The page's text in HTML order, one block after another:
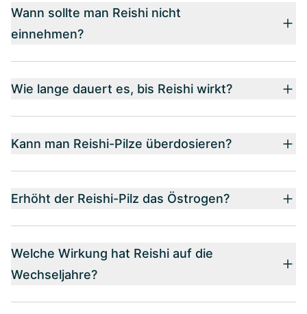
Wann sollte man Reishi nicht
einnehmen?
Wie lange dauert es, bis Reishi wirkt?
Kann man Reishi-Pilze überdosieren?
Erhöht der Reishi-Pilz das Östrogen?
Welche Wirkung hat Reishi auf die
Wechseljahre?